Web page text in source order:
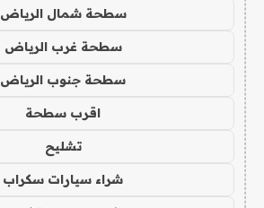
سطحة شمال الرياض
سطحة غرب الرياض
سطحة جنوب الرياض
اقرب سطحة
تشليح
شراء سيارات سكراب